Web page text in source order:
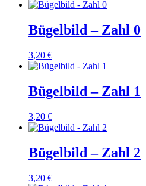
Bügelbild – Zahl 0
3,20 €
Bügelbild – Zahl 1
3,20 €
Bügelbild – Zahl 2
3,20 €